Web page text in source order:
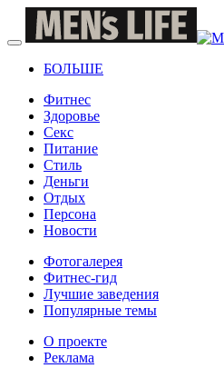
БОЛЬШЕ
Фитнес
Здоровье
Секс
Питание
Стиль
Деньги
Отдых
Персона
Новости
Фотогалерея
Фитнес-гид
Лучшие заведения
Популярные темы
О проекте
Реклама